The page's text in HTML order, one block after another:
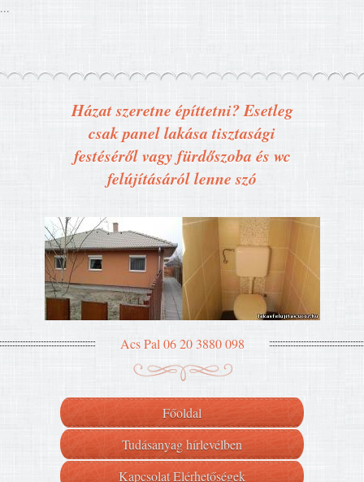
...
Házat szeretne építtetni? Esetleg
csak panel lakása tisztasági
festéséről vagy fürdőszoba és wc
felújításáról lenne szó
Acs Pal 06 20 3880 098
Főoldal
Tudásanyag hírlevélben
Kapcsolat Elérhetőségek